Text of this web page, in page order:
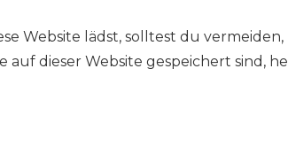
Website lädst, solltest du vermeiden,
auf dieser Website gespeichert sind,